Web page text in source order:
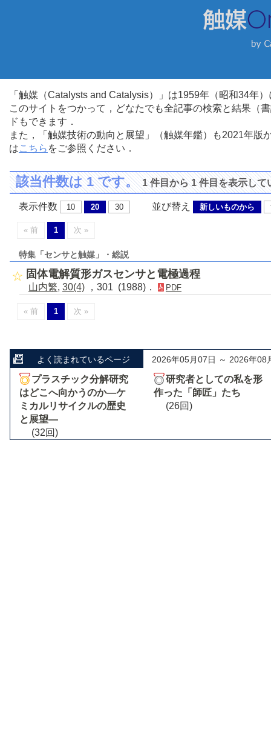
「触媒（Catalysts and Catalysis）」は1959年（昭和34年
このサイトをつかって，どなたでも全記事の検索と結果（
ドもできます．
また，「触媒技術の動向と展望」（触媒年鑑）も2021年
はこちら をご参照ください．
該当件数は 1 です。1 件目から 1 件目を表示して
表示件数 10 20 30 並び替え 新しいものから
« 前 1 次 »
特集「センサと触媒」・総説
固体電解質形ガスセンサと電極過程
山内繁, 30(4) ，301 (1988)． PDF
« 前 1 次 »
よく読まれているページ 2026年05月07日 ～ 2026年08
プラスチック分解研究
はどこへ向かうのか―ケ
ミカルリサイクルの歴史
と展望―
(32回)
研究者としての私を形
作った「師匠」たち
(26回)